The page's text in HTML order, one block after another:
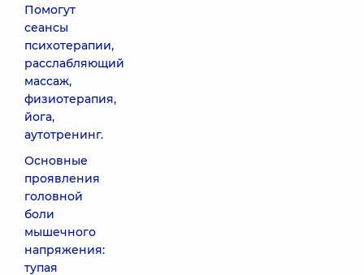
Помогут
сеансы
психотерапии,
расслабляющий
массаж,
физиотерапия,
йога,
аутотренинг.
Основные
проявления
головной
боли
мышечного
напряжения:
тупая